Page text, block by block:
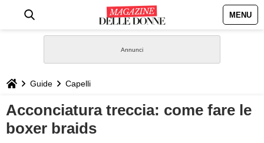
MENU
STILE
BIOGRAFIE
Guide Capelli
Acconciatura treccia: come fare le
boxer braids